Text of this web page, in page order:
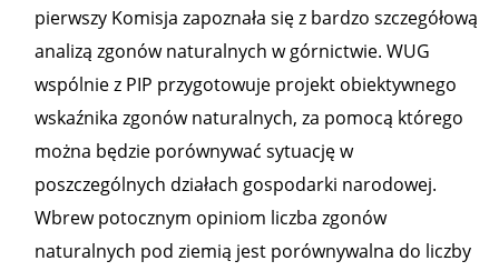
pierwszy Komisja zapoznała się z bardzo szczegółową
analizą zgonów naturalnych w górnictwie. WUG
wspólnie z PIP przygotowuje projekt obiektywnego
wskaźnika zgonów naturalnych, za pomocą którego
można będzie porównywać sytuację w
poszczególnych działach gospodarki narodowej.
Wbrew potocznym opiniom liczba zgonów
naturalnych pod ziemią jest porównywalna do liczby